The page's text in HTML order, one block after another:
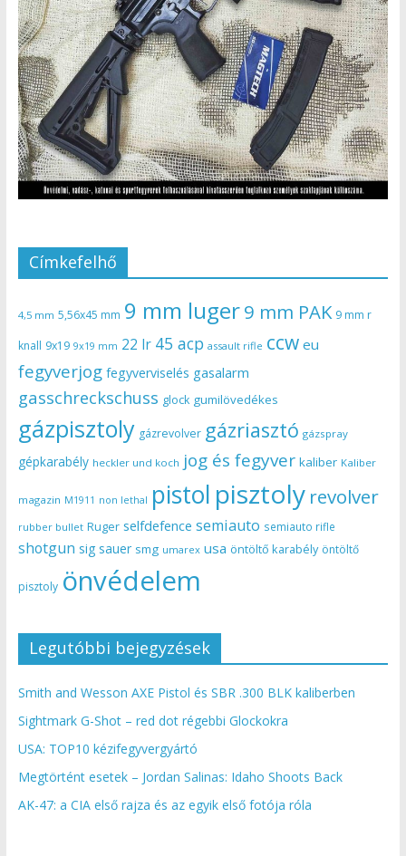
Címkefelhő
4,5 mm 5,56x45 mm 9 mm luger9 mm PAK 9 mm r
knall 9x19 9x19 mm 22 lr 45 acp assault rifle ccw eu
fegyverjog fegyverviselés gasalarm
gasschreckschuss glock gumilövedékes
gázpisztoly gázrevolver gázriasztó gázspray
gépkarabély heckler und koch jog és fegyver kaliber Kaliber
magazin M1911 non lethal pistol pisztoly revolver
rubber bullet Ruger selfdefence semiauto semiauto rifle
shotgun sig sauer smg umarex usa öntöltő karabély öntöltő
pisztoly önvédelem
Legutóbbi bejegyzések
Smith and Wesson AXE Pistol és SBR .300 BLK kaliberben
Sightmark G-Shot – red dot régebbi Glockokra
USA: TOP10 kézifegyvergyártó
Megtörtént esetek – Jordan Salinas: Idaho Shoots Back
AK-47: a CIA első rajza és az egyik első fotója róla